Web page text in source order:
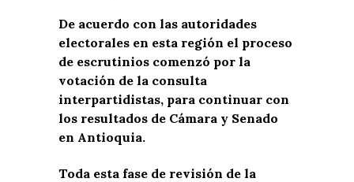
De acuerdo con las autoridades
electorales en esta región el proceso
de escrutinios comenzó por la
votación de la consulta
interpartidistas, para continuar con
los resultados de Cámara y Senado
en Antioquia.
Toda esta fase de revisión de la